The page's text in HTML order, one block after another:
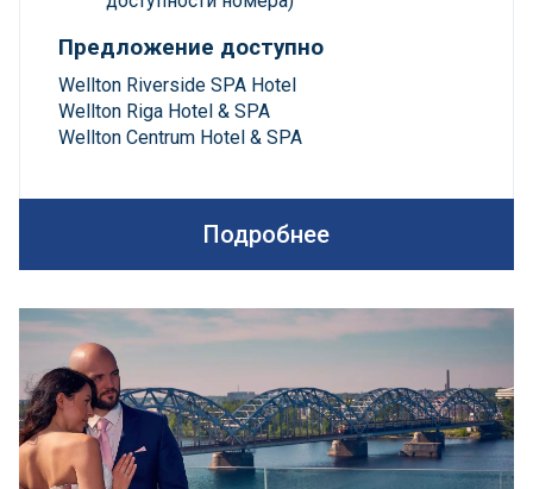
Предложение доступно
Wellton Riverside SPA Hotel
Wellton Riga Hotel & SPA
Wellton Centrum Hotel & SPA
Подробнее